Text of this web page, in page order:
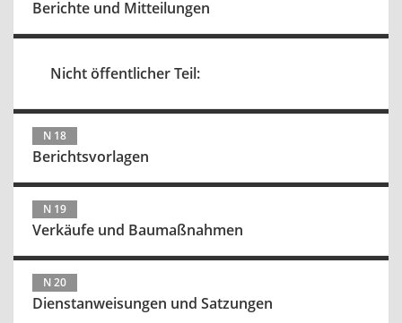
Berichte und Mitteilungen
Nicht öffentlicher Teil:
N 18
Berichtsvorlagen
N 19
Verkäufe und Baumaßnahmen
N 20
Dienstanweisungen und Satzungen